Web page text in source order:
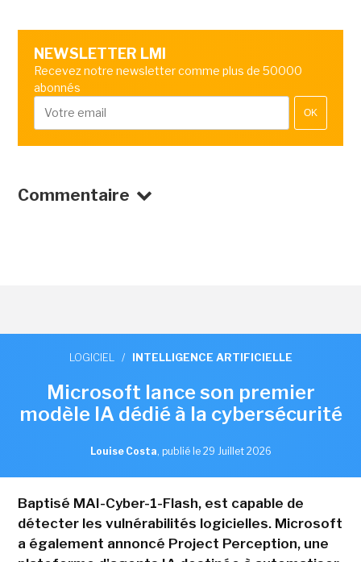
NEWSLETTER LMI
Recevez notre newsletter comme plus de 50000
abonnés
OK
Commentaire
LOGICIEL / INTELLIGENCE ARTIFICIELLE
Microsoft lance son premier
modèle IA dédié à la cybersécurité
Louise Costa, publié le 29 Juillet 2026
Baptisé MAI-Cyber-1-Flash, est capable de
détecter les vulnérabilités logicielles. Microsoft
a également annoncé Project Perception, une